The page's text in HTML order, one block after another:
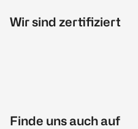
Wir sind zertifiziert
Finde uns auch auf